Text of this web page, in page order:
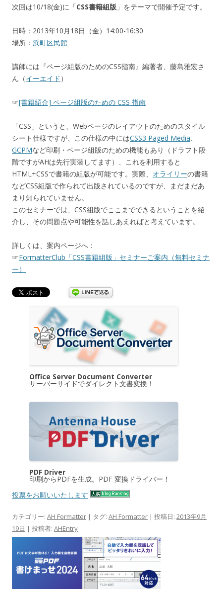
次回は10/18(金)に「CSS書籍組版 」をテーマで開催予定です。
日時：2013年10月18日（金）14:00-16:30
場所： 浜町区民館
講師には『ページ組版のためのCSS指南』編著者、藤島雅宏さ
ん（イーエイド ）
☞[書籍紹介] ページ組版のための CSS 指南
「CSS」というと、Webページのレイアウトのためのスタイル
シート仕様ですが、この仕様の中にはCSS3 Paged Media
GCPMなど印刷・ページ組版のための機能もあり（ドラフト段
階ですがAHは先行実装してます）、これを利用すると
HTML+CSSで書籍の組版が可能です。実際、 オライリーの書籍
などCSS組版で作られて出版されているのですが、まだまだあ
まり知られていません。
このセミナーでは、CSS組版でここまでできるということを紹
介し、その問題点や可能性を話しあえればと考えています。
詳しくは、案内ページへ：
☞FormatterClub「CSS書籍組版」セミナーご案内（無料セミナ
ー）
Office Server Document Converter
サーバーサイドでダイレクト文書変換！
PDF Driver
印刷からPDFを生成。PDF 変換ドライバー！
投票をお願いいたします
カテゴリー: AH Formatter | タグ: AH Formatter | 投稿日: 2013年9月
19日 | 投稿者: AHEntry